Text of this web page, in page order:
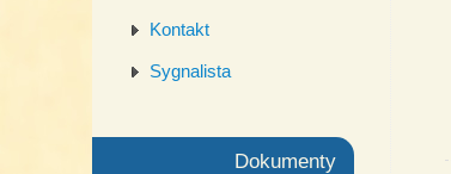
Kontakt
Sygnalista
Dokumenty